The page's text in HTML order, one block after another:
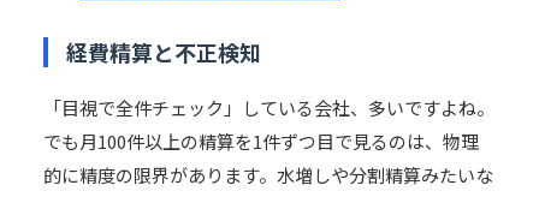
経費精算と不正検知
「目視で全件チェック」している会社、多いですよね。
でも月100件以上の精算を1件ずつ目で見るのは、物理
的に精度の限界があります。水増しや分割精算みたいな